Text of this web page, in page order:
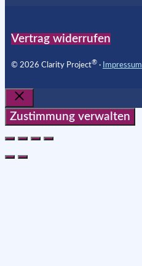
Vertrag widerrufen
© 2026 Clarity Project® ∙ Impressum
Schließen
Zustimmung verwalten